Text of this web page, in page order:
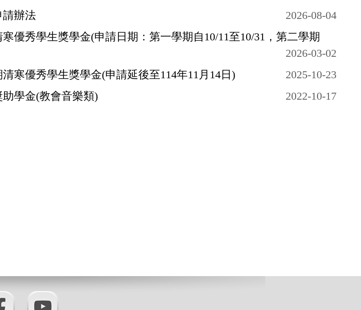
請辦法
2026-08-04
優秀學生獎學金(申請日期：第一學期自10/11至10/31，第二學期
2026-03-02
寒優秀學生獎學金(申請延後至114年11月14日)
2025-10-23
學金(教會音樂類)
2022-10-17